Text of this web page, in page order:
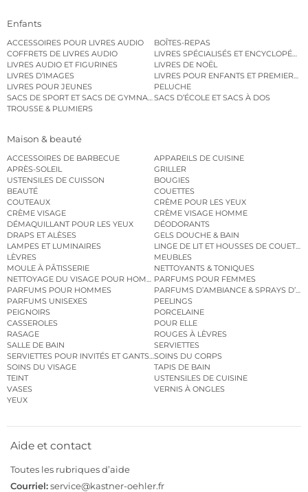
Enfants
ACCESSOIRES POUR LIVRES AUDIO
BOÎTES-REPAS
COFFRETS DE LIVRES AUDIO
LIVRES SPÉCIALISÉS ET
LIVRES AUDIO ET FIGURINES
LIVRES DE NOËL
LIVRES D’IMAGES
LIVRES POUR ENFANTS ET PREMIERS
LIVRES POUR JEUNES
PELUCHE
SACS DE SPORT ET SACS DE GYMNASTIQUESACS D’ÉCOLE ET SACS À DOS
TROUSSE & PLUMIERS
Maison & beauté
ACCESSOIRES DE BARBECUE
APPAREILS DE CUISINE
APRÈS-SOLEIL
GRILLER
USTENSILES DE CUISSON
BOUGIES
BEAUTÉ
COUETTES
COUTEAUX
CRÈME POUR LES YEUX
CRÈME VISAGE
CRÈME VISAGE HOMME
DÉMAQUILLANT POUR LES YEUX
DÉODORANTS
DRAPS ET ALÈSES
GELS DOUCHE & BAIN
LAMPES ET LUMINAIRES
LINGE DE LIT ET HOUSSES DE COUETTE
LÈVRES
MEUBLES
MOULE À PÂTISSERIE
NETTOYANTS & TONIQUES
NETTOYAGE DU VISAGE POUR HOMMESPARFUMS POUR FEMMES
PARFUMS POUR HOMMES
PARFUMS D’AMBIANCE & SPRAYS
PARFUMS UNISEXES
PEELINGS
PEIGNOIRS
PORCELAINE
CASSEROLES
POUR ELLE
RASAGE
ROUGES À LÈVRES
SALLE DE BAIN
SERVIETTES
SERVIETTES POUR INVITÉS ET GANTS DE TOILETTE
SOINS DU CORPS
SOINS DU VISAGE
TAPIS DE BAIN
TEINT
USTENSILES DE CUISINE
VASES
VERNIS À ONGLES
YEUX
Aide et contact
Toutes les rubriques d’aide
Courriel:service@kastner-oehler.fr